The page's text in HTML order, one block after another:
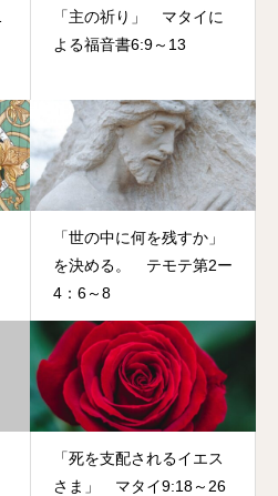
「主の祈り」 マタイに
よる福音書6:9～13
「世の中に何を残すか」
を決める。 テモテ第2ー
4：6～8
「死を支配されるイエス
さま」 マタイ9:18～26